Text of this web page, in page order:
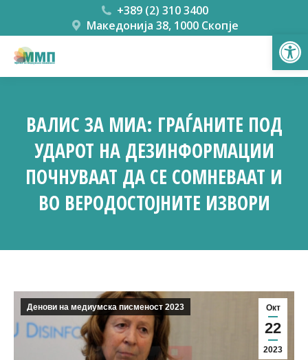
+389 (2) 310 3400
Македонија 38, 1000 Скопје
ВАЛИС ЗА МИА: ГРАЃАНИТЕ ПОД
УДАРОТ НА ДЕЗИНФОРМАЦИИ
ПОЧНУВААТ ДА СЕ СОМНЕВААТ И
ВО ВЕРОДОСТОЈНИТЕ ИЗВОРИ
Окт
22
2023
Денови на медиумска писменост 2023